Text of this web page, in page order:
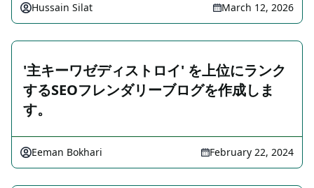
Hussain Silat March 12, 2026
'主キーワゼディストロイ' を上位にランク
するSEOフレンダリーブログを作成しま
す。
Eeman Bokhari February 22, 2024